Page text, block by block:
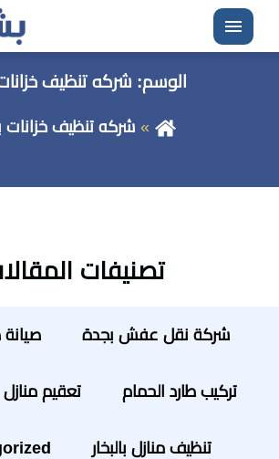
القائمة
الوسم: شركه تنظيف
شركه تنظيف خزانات
تصنيفات
شركة نقل عفش بجدة
تركيب طارد الحمام تعقيم منازل
تنظيف منازل بالبخار